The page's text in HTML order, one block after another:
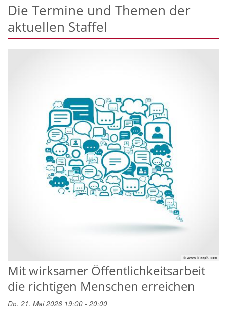
Die Termine und Themen der
aktuellen Staffel
© www.freepik.com
Mit wirksamer Öffentlichkeitsarbeit
die richtigen Menschen erreichen
Do. 21. Mai 2026 19:00 - 20:00